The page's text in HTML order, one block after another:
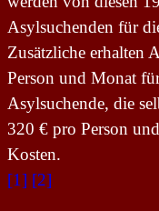
Asylsuchenden für
Zusätzliche erhalten
Person und Monat
Asylsuchende, die
320 € pro Person
Kosten.
[1] [2]